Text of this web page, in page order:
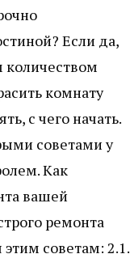
Если да,
количеством
комнату
с чего начать.
советами у
Как
вашей
ремонта
советам: 2.1.